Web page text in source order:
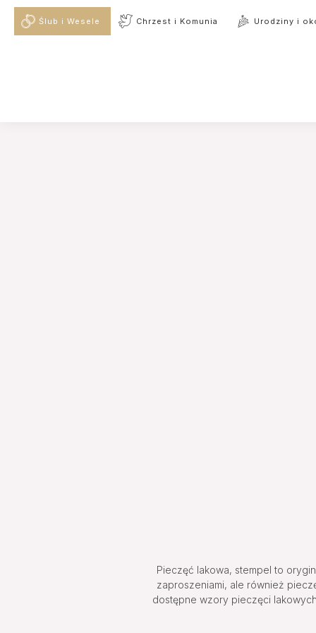
Ślub i Wesele Chrzest i Komunia Urodziny i
Pieczęć lakowa, stempel to
zaproszeniami, ale również
dostępne wzory pieczęci